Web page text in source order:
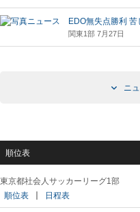
EDO無失点勝利
関東1部 7月27日
ニ
順位表
東京都社会人サッカーリーグ1部
順位表
日程表